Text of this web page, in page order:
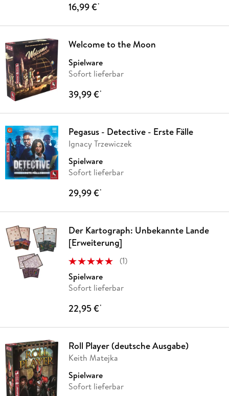
16,99 €*
Welcome to the Moon
Spielware
Sofort lieferbar
39,99 €*
Pegasus - Detective - Erste Fälle
Ignacy Trzewiczek
Spielware
Sofort lieferbar
29,99 €*
Der Kartograph: Unbekannte Lande
[Erweiterung]
(1)
Spielware
Sofort lieferbar
22,95 €*
Roll Player (deutsche Ausgabe)
Keith Matejka
Spielware
Sofort lieferbar